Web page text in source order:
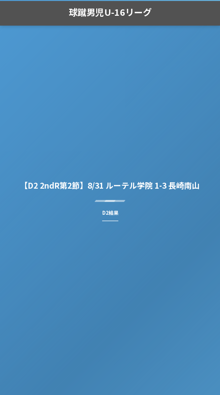
球蹴男児U-16リーグ
【D2 2ndR第2節】8/31 ルーテル学院 1-3 長崎南山
D2結果